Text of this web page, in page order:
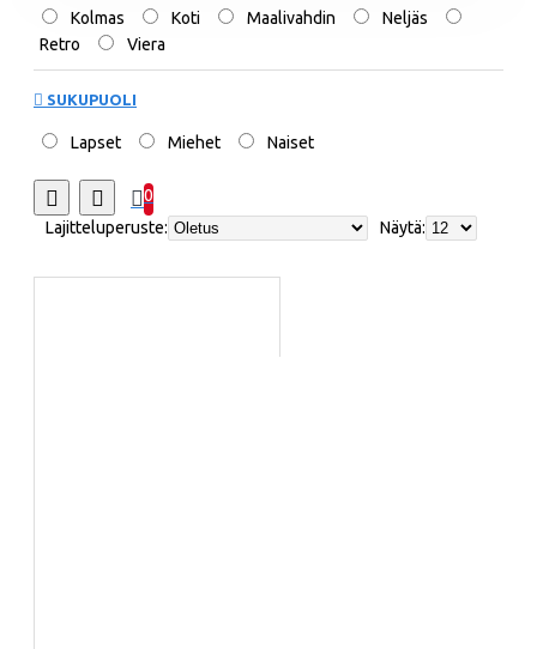
Kolmas Koti Maalivahdin
Neljäs
Retro
Viera
SUKUPUOLI
Lapset Miehet Naiset
0
Lajitteluperuste:
Näytä: